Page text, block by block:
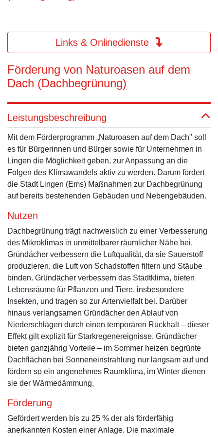
Links & Onlinedienste
Förderung von Naturoasen auf dem
Dach (Dachbegrünung)
Leistungsbeschreibung
Mit dem Förderprogramm „Naturoasen auf dem Dach" soll
es für Bürgerinnen und Bürger sowie für Unternehmen in
Lingen die Möglichkeit geben, zur Anpassung an die
Folgen des Klimawandels aktiv zu werden. Darum fördert
die Stadt Lingen (Ems) Maßnahmen zur Dachbegrünung
auf bereits bestehenden Gebäuden und Nebengebäuden.
Nutzen
Dachbegrünung trägt nachweislich zu einer Verbesserung
des Mikroklimas in unmittelbarer räumlicher Nähe bei.
Gründächer verbessern die Luftqualität, da sie Sauerstoff
produzieren, die Luft von Schadstoffen filtern und Stäube
binden. Gründächer verbessern das Stadtklima, bieten
Lebensräume für Pflanzen und Tiere, insbesondere
Insekten, und tragen so zur Artenvielfalt bei. Darüber
hinaus verlangsamen Gründächer den Ablauf von
Niederschlägen durch einen temporären Rückhalt – dieser
Effekt gilt explizit für Starkregenereignisse. Gründächer
bieten ganzjährig Vorteile – im Sommer heizen begrünte
Dachflächen bei Sonneneinstrahlung nur langsam auf und
fördern so ein angenehmes Raumklima, im Winter dienen
sie der Wärmedämmung.
Förderung
Gefördert werden bis zu 25 % der als förderfähig
anerkannten Kosten einer Anlage. Die maximale